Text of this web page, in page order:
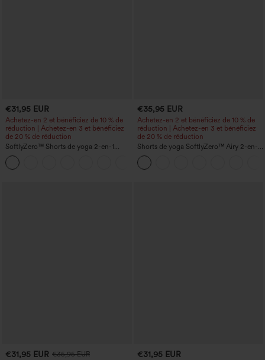
€31,95 EUR
Achetez-en 2 et bénéficiez de 10 % de
réduction | Achetez-en 3 et bénéficiez
de 20 % de réduction
SoftlyZero™ Shorts de yoga 2-en-1
InstantCool, super taille haute, aérés, 5''
avec poches — longueur allongée
€35,95 EUR
Achetez-en 2 et bénéficiez de 10 % de
réduction | Achetez-en 3 et bénéficiez
de 20 % de réduction
Shorts de yoga SoftlyZero™ Airy 2-en-1
InstantCool, super taille haute, 7" avec
poches
€31,95 EUR €35,95 EUR
€31,95 EUR